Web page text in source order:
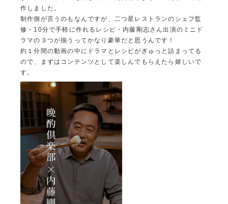
作しました。
制作側が言うのもなんですが、二つ星レストランのシェフ監
修・10分で手軽に作れるレシピ・内藤剛志さん出演のミニド
ラマの３つが揃うってかなり豪華だと思うんです！
約１分間の動画の中にドラマとレシピがぎゅっと詰まってる
ので、まずはコンテンツとして楽しんでもらえたら嬉しいで
す。